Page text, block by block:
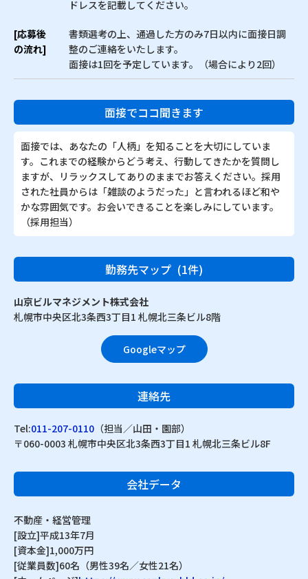
ドレスを記載してください。
[応募後
の流れ]
書類選考の上、通過した方のみ7日以内に面接日調
整のご連絡をいたします。
面接は1回を予定しています。（場合により2回）
面接でココ聞きます
面接では、あなたの「人柄」を知ることを大切にしていま
す。これまでの経験からどう考え、行動してきたかを質問し
ますが、リラックスしてありのままでお答えください。採用
された社員からは「雑談のようだった」と言われるほど和や
かな雰囲気です。お会いできることを楽しみにしています。
（採用担当）
勤務先マップ (1件)
山京ビルマネジメント株式会社
札幌市中央区北3条西3丁目1 札幌北三条ビル8階
Googleマップ
連絡先
Tel:011-207-0110 （担当／山田・園部）
〒060-0003 札幌市中央区北3条西3丁目1 札幌北三条ビル8F
会社データ
不動産・経営管理
[設立]平成13年7月
[資本金]1,000万円
[従業員数]60名（男性39名／女性21名）